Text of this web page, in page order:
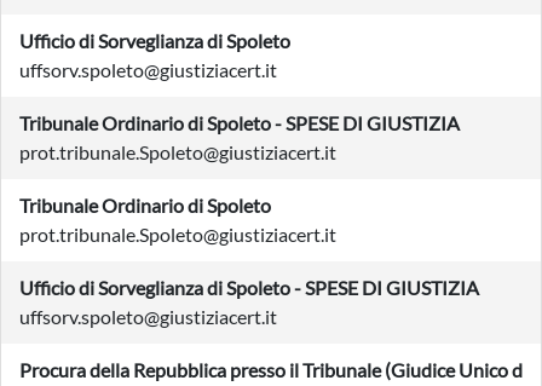
Ufficio di Sorveglianza di Spoleto
uffsorv.spoleto@giustiziacert.it
Tribunale Ordinario di Spoleto - SPESE DI GIUSTIZIA
prot.tribunale.Spoleto@giustiziacert.it
Tribunale Ordinario di Spoleto
prot.tribunale.Spoleto@giustiziacert.it
Ufficio di Sorveglianza di Spoleto - SPESE DI GIUSTIZIA
uffsorv.spoleto@giustiziacert.it
Procura della Repubblica presso il Tribunale (Giudice Unico d